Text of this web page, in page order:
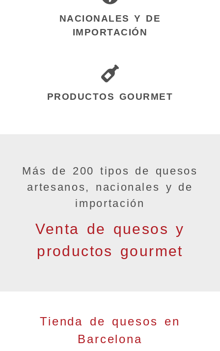
NACIONALES Y DE
IMPORTACIÓN
PRODUCTOS GOURMET
Más de 200 tipos de quesos
artesanos, nacionales y de
importación
Venta de quesos y
productos gourmet
Tienda de quesos en
Barcelona